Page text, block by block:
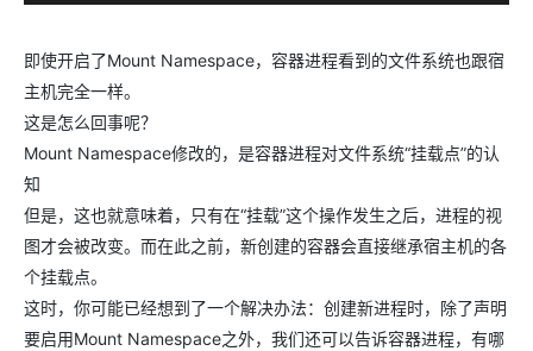
即使开启了Mount Namespace，容器进程看到的文件系统也跟宿
主机完全一样。
这是怎么回事呢？
Mount Namespace修改的，是容器进程对文件系统“挂载点”的认
知
但是，这也就意味着，只有在“挂载”这个操作发生之后，进程的视
图才会被改变。而在此之前，新创建的容器会直接继承宿主机的各
个挂载点。
这时，你可能已经想到了一个解决办法：创建新进程时，除了声明
要启用Mount Namespace之外，我们还可以告诉容器进程，有哪